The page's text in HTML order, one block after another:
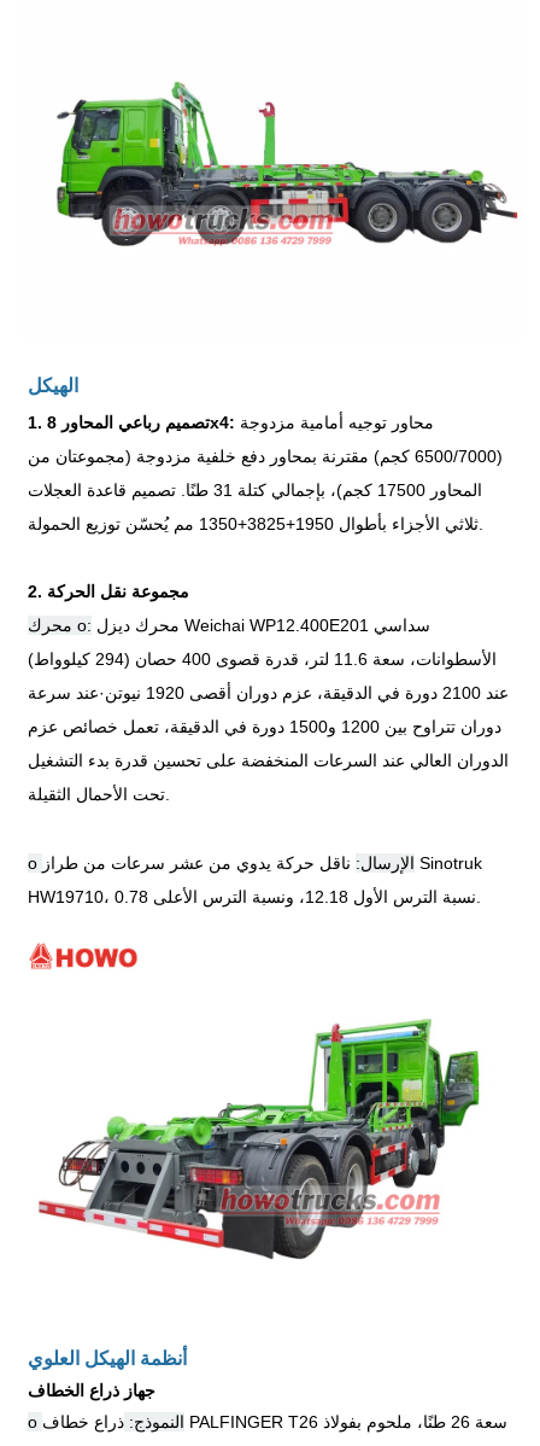
الهيكل
1. تصميم رباعي المحاور 8x4: محاور توجيه أمامية مزدوجة
(6500/7000 كجم) مقترنة بمحاور دفع خلفية مزدوجة (مجموعتان من
المحاور 17500 كجم)، بإجمالي كتلة 31 طنًا. تصميم قاعدة العجلات
ثلاثي الأجزاء بأطوال 1950+3825+1350 مم يُحسّن توزيع الحمولة.
2. مجموعة نقل الحركة
محرك o:
الأسطوانات، سعة 11.6 لتر، قدرة قصوى 400 حصان (294 كيلوواط)
عند 2100 دورة في الدقيقة، عزم دوران أقصى 1920 نيوتن
·عند سرعة
دوران تتراوح بين 1200 و1500 دورة في الدقيقة، تعمل خصائص عزم
الدوران العالي عند السرعات المنخفضة على تحسين قدرة بدء التشغيل
تحت الأحمال الثقيلة.
o الإرسال: ناقل حركة يدوي من عشر سرعات من طراز Sinotruk
HW19710، نسبة الترس الأول 12.18، ونسبة الترس الأعلى 0.78.
أنظمة الهيكل العلوي
جهاز ذراع الخطاف
o النموذج: ذراع خطاف PALFINGER T26 سعة 26 طنًا، ملحوم بفولاذ